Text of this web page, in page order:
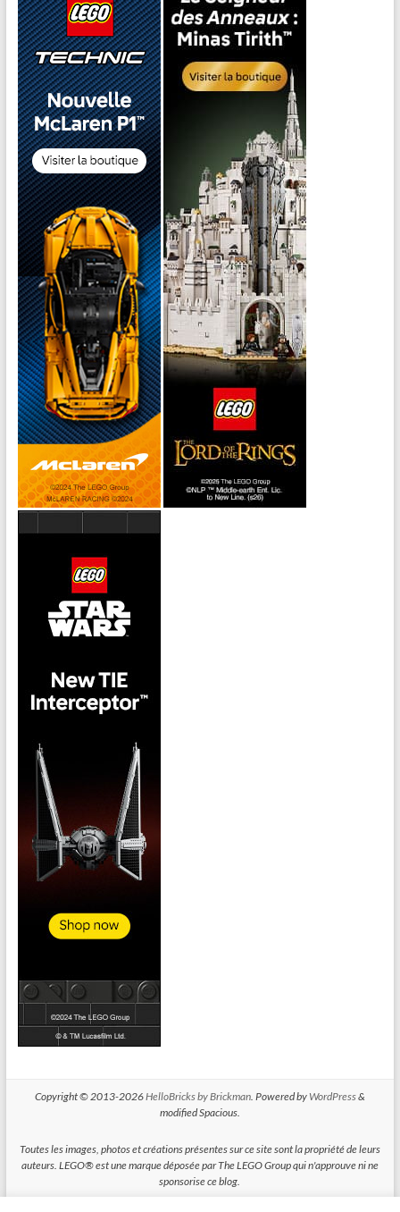
Copyright © 2013-2026HelloBricks by Brickman. Powered by WordPress&
modified Spacious.
Toutes les images, photos et créations présentes sur ce site sont la propriété de leurs
auteurs. LEGO® est une marque déposée par The LEGO Group qui n'approuve ni ne
sponsorise ce blog.